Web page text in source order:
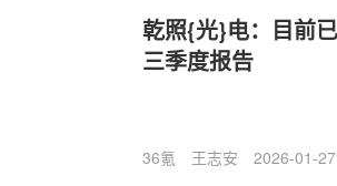
乾照{光}电：目前
三季度报告
36氪 王志安 2026-01-